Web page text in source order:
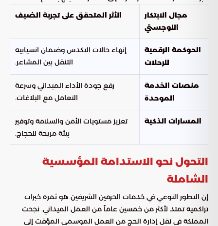
مجال الابتكار
اللوجستي
الأثر المتحقق على تجربة الضيف
الحوكمة الرقمية
للرحلات
إنهاء حالات التكدس وضمان انسيابية
التنقل بين المشاعر.
منصات الخدمة
الموحدة
رفع جودة الأداء الميداني وسرعة
التعامل مع البلاغات.
المسارات الذكية
تعزيز مستويات الأمن والسلامة وتوفير
بيئة مريحة للحجاج.
التحول نحو الاستدامة المؤسسية
الشاملة
إن التطور النوعي في خدمات الحرمين الشريفين هو ثمرة خبرات
تراكمية تمتد لأكثر من خمسين عاماً من العمل الميداني. نجحت
المملكة في نقل إدارة الحج من العمل الموسمي المؤقت إلى